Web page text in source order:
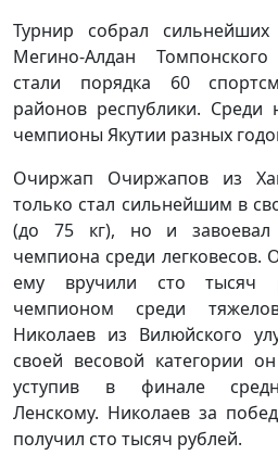
Турнир собрал сильнейших
Мегино-Алдан
стали порядка 60
районов республики.
чемпионы Якутии разных
Очиржап Очиржапов из
только стал сильнейшим в
(до 75 кг), но и завоевал
чемпиона среди легковесов.
ему вручили сто тысяч
чемпионом среди
Николаев из Вилюйского
своей весовой категории
уступив в финале
Ленскому. Николаев за
получил сто тысяч рублей.